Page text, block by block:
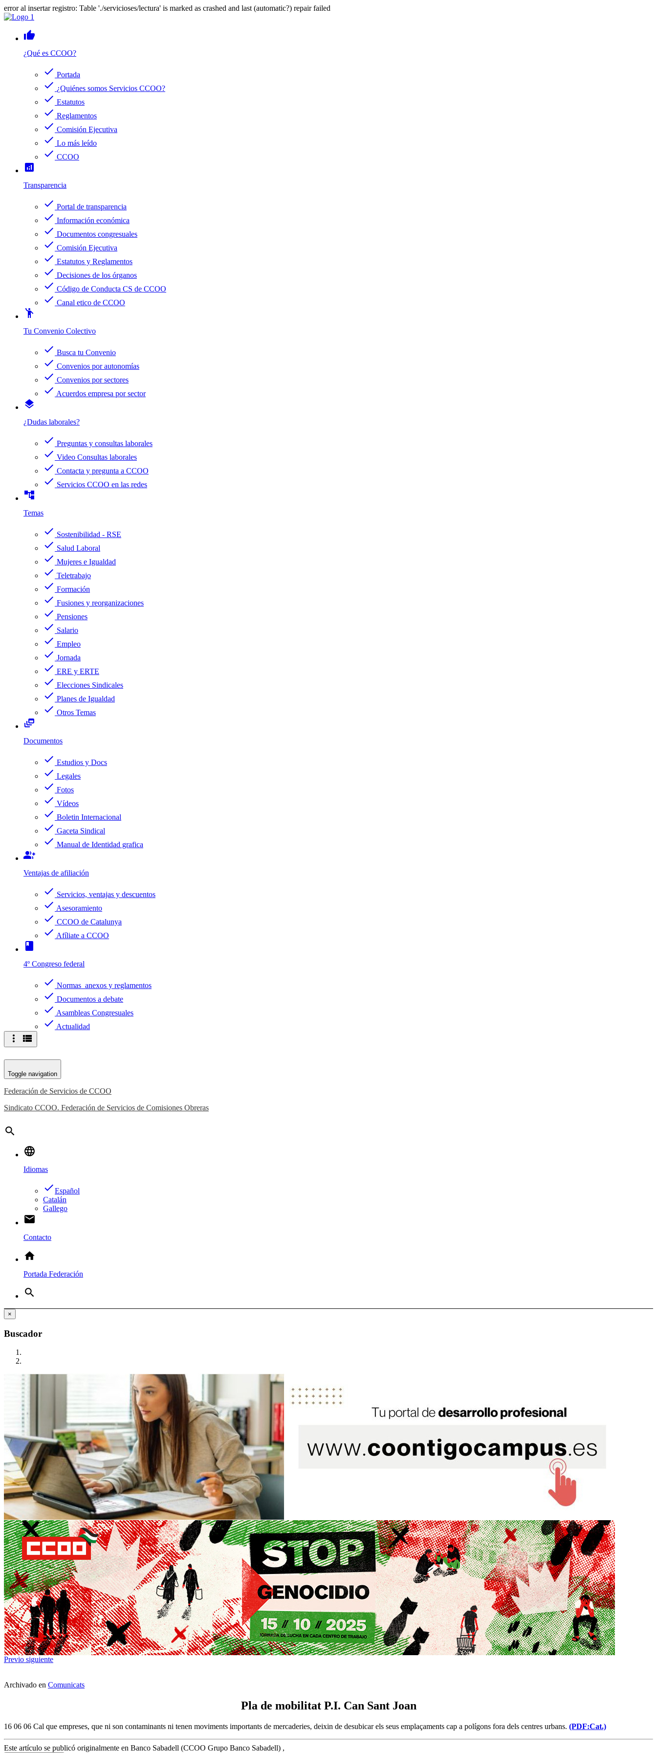
error al insertar registro: Table './servicioses/lectura' is marked as crashed and last (automatic?) repair failed
thumb_up
¿Qué es CCOO?
check Portada
check ¿Quiénes somos Servicios CCOO?
check Estatutos
check Reglamentos
check Comisión Ejecutiva
check Lo más leído
check CCOO
analytics
Transparencia
check Portal de transparencia
check Información económica
check Documentos congresuales
check Comisión Ejecutiva
check Estatutos y Reglamentos
check Decisiones de los órganos
check Código de Conducta CS de CCOO
check Canal etico de CCOO
emoji_people
Tu Convenio Colectivo
check Busca tu Convenio
check Convenios por autonomías
check Convenios por sectores
check Acuerdos empresa por sector
layers
¿Dudas laborales?
check Preguntas y consultas laborales
check Video Consultas laborales
check Contacta y pregunta a CCOO
check Servicios CCOO en las redes
account_tree
Temas
check Sostenibilidad - RSE
check Salud Laboral
check Mujeres e Igualdad
check Teletrabajo
check Formación
check Fusiones y reorganizaciones
check Pensiones
check Salario
check Empleo
check Jornada
check ERE y ERTE
check Elecciones Sindicales
check Planes de Igualdad
check Otros Temas
dynamic_feed
Documentos
check Estudios y Docs
check Legales
check Fotos
check Vídeos
check Boletin Internacional
check Gaceta Sindical
check Manual de Identidad grafica
group_add
Ventajas de afiliación
check Servicios, ventajas y descuentos
check Asesoramiento
check CCOO de Catalunya
check Afíliate a CCOO
book
4º Congreso federal
check Normas anexos y reglamentos
check Documentos a debate
check Asambleas Congresuales
check Actualidad
more_vert view_list
Toggle navigation
Federación de Servicios de CCOO
Sindicato CCOO. Federación de Servicios de Comisiones Obreras
search
language
Idiomas
doneEspañol
Catalán
Gallego
email
Contacto
home
Portada Federación
search
×
Buscador
Previo siguiente
Archivado en Comunicats
Pla de mobilitat P.I. Can Sant Joan
16 06 06 Cal que empreses, que ni son contaminants ni tenen moviments importants de mercaderies, deixin de desubicar els seus emplaçaments cap a polígons fora dels centres urbans. (PDF:Cat.)
Este artículo se publicó originalmente en Banco Sabadell (CCOO Grupo Banco Sabadell) ,